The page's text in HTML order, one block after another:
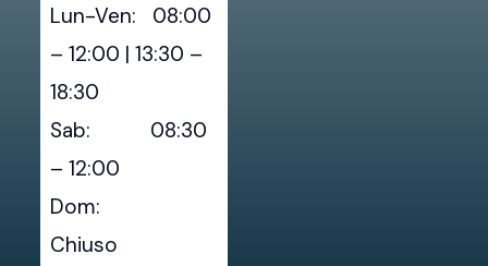
Lun-Ven: 08:00
– 12:00 | 13:30 –
18:30
Sab: 08:30
– 12:00
Dom:
Chiuso